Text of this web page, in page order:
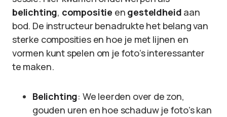
belichting, compositie en gesteldheid aan
bod. De instructeur benadrukte het belang van
sterke composities en hoe je met lijnen en
vormen kunt spelen om je foto’s interessanter
te maken.
Belichting: We leerden over de zon,
gouden uren en hoe schaduw je foto’s kan